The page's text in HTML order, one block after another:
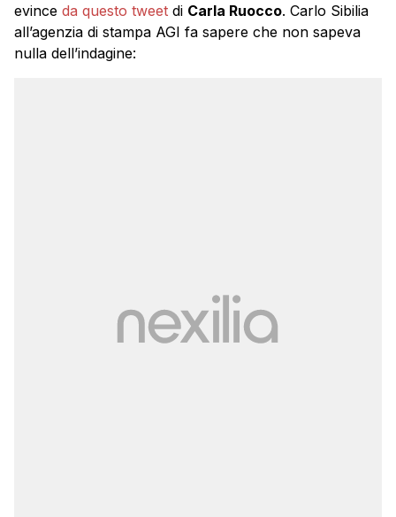
evince da questo tweet di Carla Ruocco. Carlo Sibilia
all’agenzia di stampa AGI fa sapere che non sapeva
nulla dell’indagine: